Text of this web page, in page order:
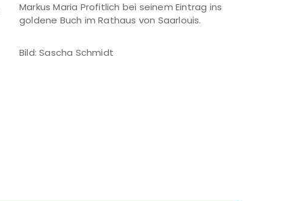
Markus Maria Profitlich bei seinem Eintrag ins
goldene Buch im Rathaus von Saarlouis.
Bild: Sascha Schmidt